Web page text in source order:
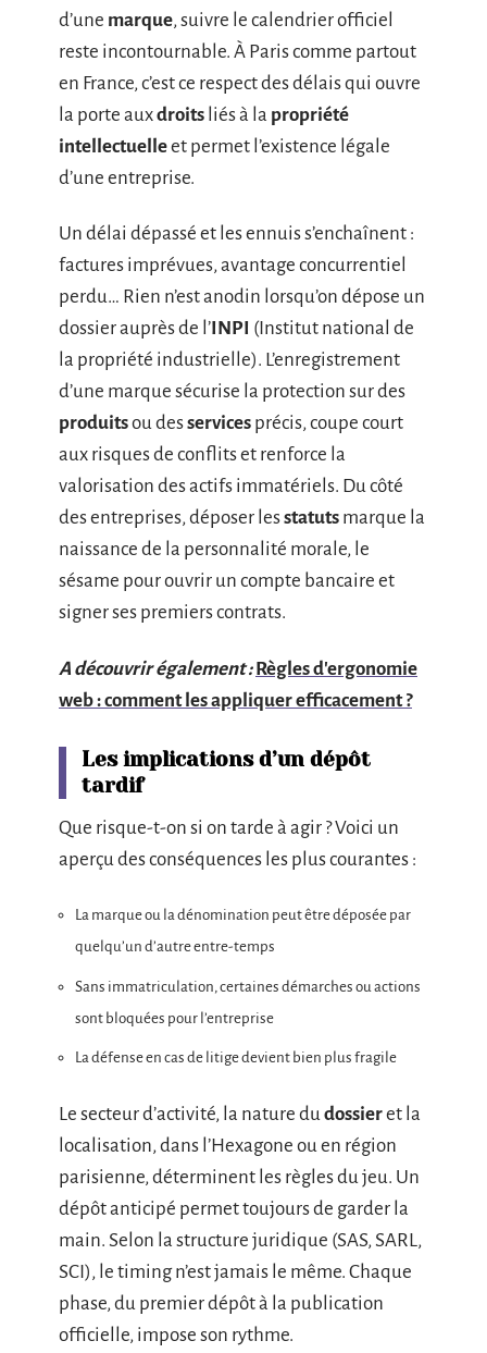
d’une marque, suivre le calendrier officiel
reste incontournable. À Paris comme partout
en France, c’est ce respect des délais qui ouvre
la porte auxdroits liés à la propriété
intellectuelleet permet l’existence légale
d’une entreprise.
Un délai dépassé et les ennuis s’enchaînent :
factures imprévues, avantage concurrentiel
perdu… Rien n’est anodin lorsqu’on dépose un
dossier auprès de l’INPI (Institut national de
la propriété industrielle). L’enregistrement
d’une marque sécurise la protection sur des
produitsou desservices précis, coupe court
aux risques de conflits et renforce la
valorisation des actifs immatériels. Du côté
des entreprises, déposer lesstatuts marque la
naissance de la personnalité morale, le
sésame pour ouvrir un compte bancaire et
signer ses premiers contrats.
A découvrir également : Règles d'ergonomie
web : comment les appliquer efficacement ?
Les implications d’un dépôt
tardif
Que risque-t-on si on tarde à agir ? Voici un
aperçu des conséquences les plus courantes :
La marque ou la dénomination peut être déposée par
quelqu’un d’autre entre-temps
Sans immatriculation, certaines démarches ou actions
sont bloquées pour l’entreprise
La défense en cas de litige devient bien plus fragile
Le secteur d’activité, la nature du dossieret la
localisation, dans l’Hexagone ou en région
parisienne, déterminent les règles du jeu. Un
dépôt anticipé permet toujours de garder la
main. Selon la structure juridique (SAS, SARL,
SCI), le timing n’est jamais le même. Chaque
phase, du premier dépôt à la publication
officielle, impose son rythme.